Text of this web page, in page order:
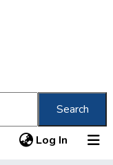
Search
Log In (current)